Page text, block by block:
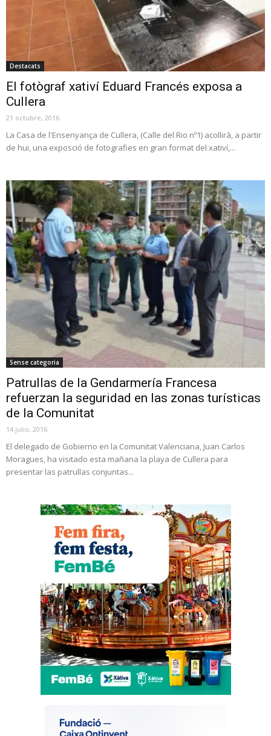
Destacats
El fotògraf xativí Eduard Francés exposa a
Cullera
21 octubre, 2016
La Casa de l'Ensenyança de Cullera, (Calle del Rio nº1) acollirà, a partir
de hui, una exposció de fotografies en gran format del xativí,...
Sense categoria
Patrullas de la Gendarmería Francesa
refuerzan la seguridad en las zonas turísticas
de la Comunitat
14 julio, 2016
El delegado de Gobierno en la Comunitat Valenciana, Juan Carlos
Moragues, ha visitado esta mañana la playa de Cullera para
presentar las patrullas conjuntas...